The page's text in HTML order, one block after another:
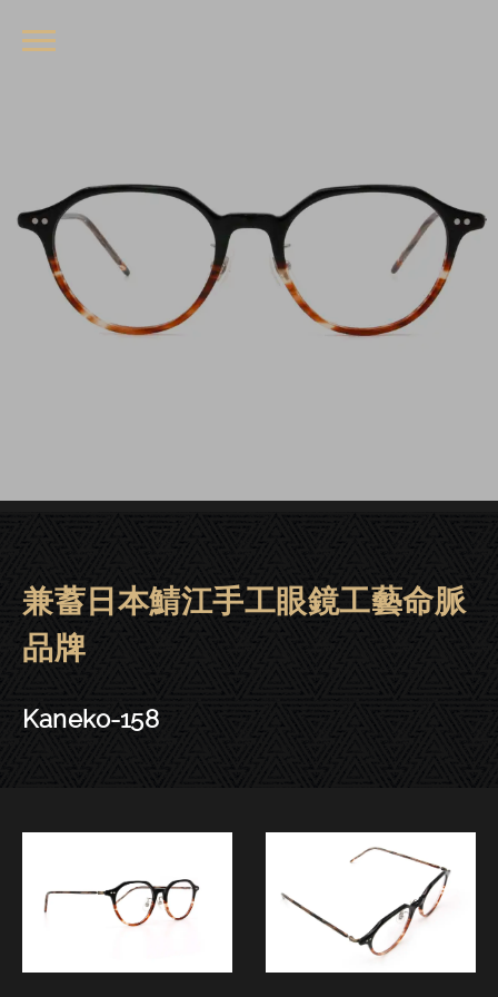
金子眼鏡 | 大安．東門－Kaneko-
兼蓄日本鯖江手工眼鏡工藝命脈
品牌
Kaneko-158